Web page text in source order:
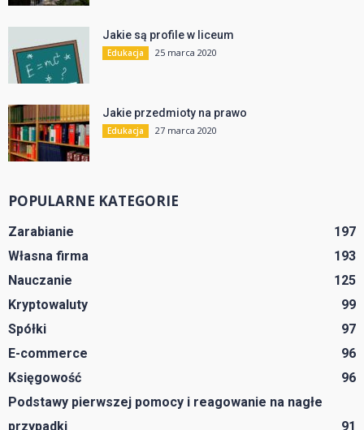
Jakie są profile w liceum
Edukacja 25 marca 2020
Jakie przedmioty na prawo
Edukacja 27 marca 2020
POPULARNE KATEGORIE
Zarabianie
197
Własna firma
193
Nauczanie
125
Kryptowaluty
99
Spółki
97
E-commerce
96
Księgowość
96
Podstawy pierwszej pomocy i reagowanie na nagłe
przypadki
91